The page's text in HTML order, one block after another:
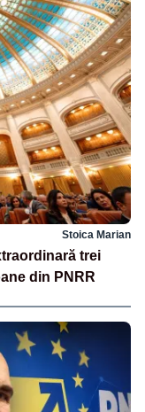
Stoica Marian
trei
din PNRR